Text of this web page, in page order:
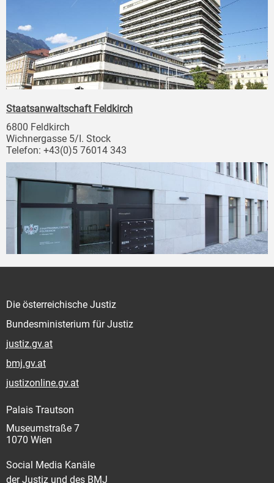
Staatsanwaltschaft Feldkirch
6800 Feldkirch
Wichnergasse 5/I. Stock
Telefon: +43(0)5 76014 343
Die österreichische Justiz
Bundesministerium für Justiz
justiz.gv.at
bmj.gv.at
justizonline.gv.at
Palais Trautson
Museumstraße 7
1070 Wien
Social Media Kanäle
der Justiz und des BMJ